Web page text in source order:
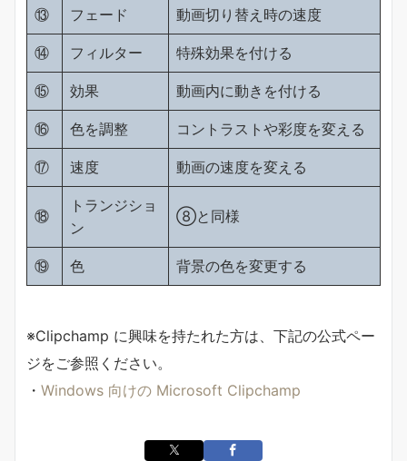
⑬ フェード 動画切り替え時の速度
⑭ フィルター 特殊効果を付ける
⑮ 効果 動画内に動きを付ける
⑯ 色を調整 コントラストや彩度を変える
⑰ 速度 動画の速度を変える
⑱
トランジショ
ン
⑧と同様
⑲ 色 背景の色を変更する
※Clipchamp に興味を持たれた方は、下記の公式ペー
ジをご参照ください。
・ Windows 向けの Microsoft Clipchamp